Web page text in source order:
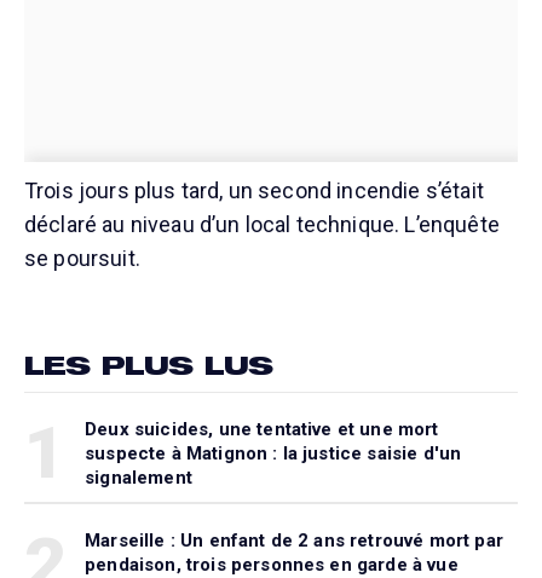
Trois jours plus tard, un second incendie s’était
déclaré au niveau d’un local technique. L’enquête
se poursuit.
LES PLUS LUS
Deux suicides, une tentative et une mort
suspecte à Matignon : la justice saisie d'un
signalement
Marseille : Un enfant de 2 ans retrouvé mort par
pendaison, trois personnes en garde à vue